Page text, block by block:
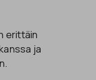
erittäin
ja